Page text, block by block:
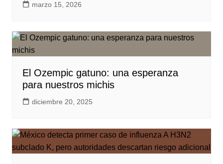
marzo 15, 2026
El Ozempic gatuno: una esperanza
para nuestros michis
diciembre 20, 2025